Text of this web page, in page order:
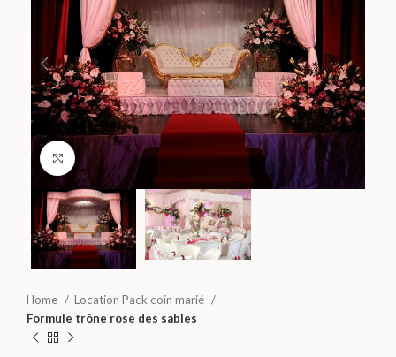
Click to enlarge
Home
Location Pack coin marié
Formule trône rose des sables